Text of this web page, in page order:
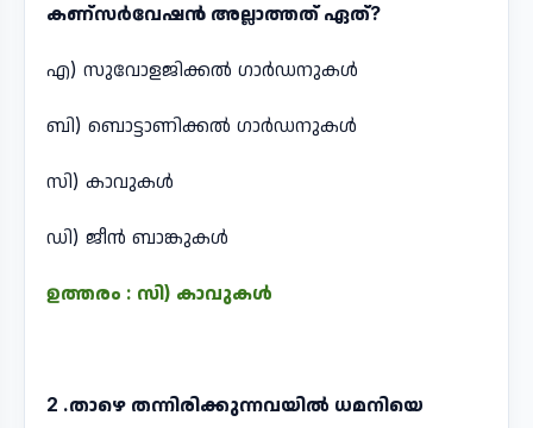
കണ്സർവേഷൻ അല്ലാത്തത് ഏത്?
എ) സുവോളജിക്കൽ ഗാർഡനുകൾ
ബി) ബൊട്ടാണിക്കൽ ഗാർഡനുകൾ
സി) കാവുകൾ
ഡി) ജീൻ ബാങ്കുകൾ
ഉത്തരം : സി) കാവുകൾ
2 .താഴെ തന്നിരിക്കുന്നവയിൽ ധമനിയെ